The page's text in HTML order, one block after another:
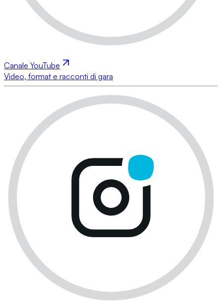
Canale YouTube
Video, format e racconti di gara